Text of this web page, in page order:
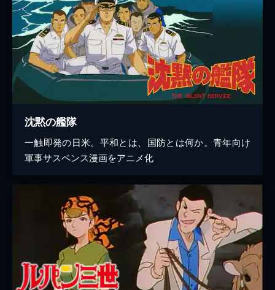
沈黙の艦隊
一触即発の日米。平和とは、国防とは何か。青年向け
軍事サスペンス漫画をアニメ化